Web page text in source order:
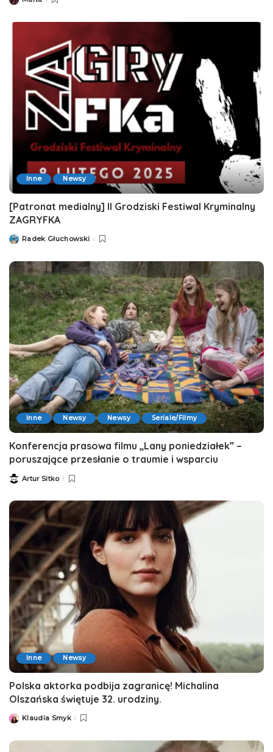
Posted
Inne Newsy
[Patronat medialny] II Grodziski Festiwal Kryminalny
ZAGRYFKA
PostedRadek Głuchowski
Inne Newsy Newsy Seriale/Filmy
Konferencja prasowa filmu „Lany poniedziałek” –
poruszające przesłanie o traumie i wsparciu
PostedArtur Sitko
Inne Newsy
Polska aktorka podbija zagranicę! Michalina
Olszańska świętuje 32. urodziny.
PostedKlaudia Smyk